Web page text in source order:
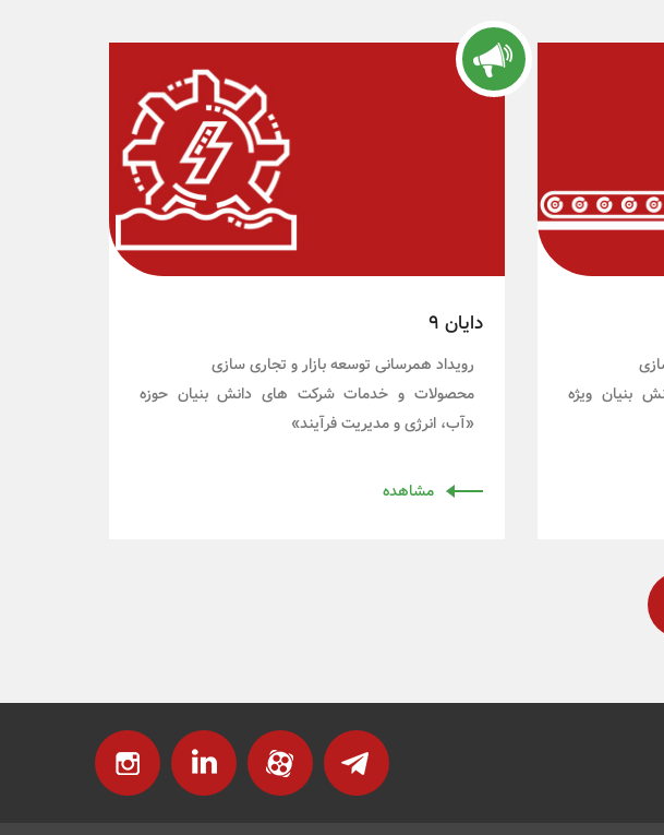
بنیان ویژه
دایان 9
رویداد همرسانی توسعه بازار و تجاری سازی
محصولات و خدمات شرکت های دانش بنیان حوزه
«آب، انرژی و مدیریت فرآیند»
مشاهده